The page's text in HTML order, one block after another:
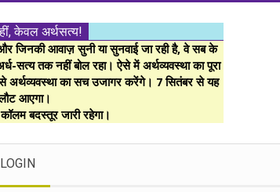
केवल अर्थसत्य!
जिनकी आवाज़ सुनी या सुनवाई जा रही है, वे सब के
तक नहीं बोल रहा। ऐसे में अर्थव्यवस्था का पूरा
अर्थव्यवस्था का सच उजागर करेंगे। 7 सितंबर से यह
आएगा।
कॉलम बदस्तूर जारी रहेगा।
LOGIN